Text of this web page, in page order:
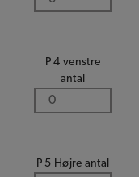
P 4 venstre
antal
P 5 Højre antal